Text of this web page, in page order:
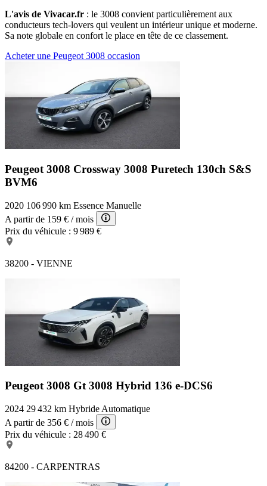
L'avis de Vivacar.fr : le 3008 convient particulièrement aux
conducteurs tech-lovers qui veulent un intérieur unique et moderne.
Sa note globale en confort le place en tête de ce classement.
Acheter une Peugeot 3008 occasion
Peugeot 3008 Crossway 3008 Puretech 130ch S&S
BVM6
2020 106 990 km Essence Manuelle
A partir de 159 € / mois
Prix du véhicule : 9 989 €
38200 - VIENNE
Peugeot 3008 Gt3008 Hybrid 136 e-DCS6
2024 29 432 km Hybride Automatique
A partir de 356 € / mois
Prix du véhicule : 28 490 €
84200 - CARPENTRAS